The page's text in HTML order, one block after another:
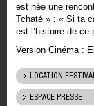
est née une
Tchaté » : « Si ta
est l’histoire de ce
Version Cinéma :
LOCATION
ESPACE PRESSE